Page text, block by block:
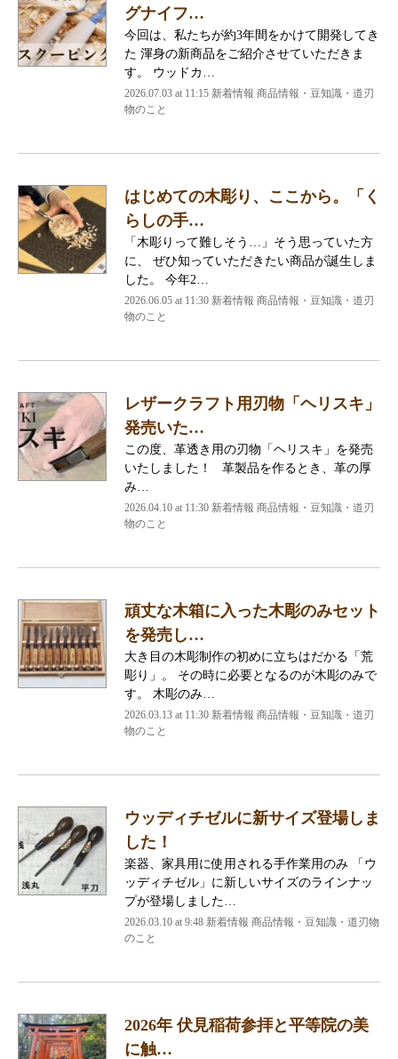
グナイフ…
今回は、私たちが約3年間をかけて開発してき
た 渾身の新商品をご紹介させていただきま
す。 ウッドカ…
2026.07.03 at 11:15 新着情報 商品情報・豆知識・道刃
物のこと
はじめての木彫り、ここから。「く
らしの手…
「木彫りって難しそう…」そう思っていた方
に、 ぜひ知っていただきたい商品が誕生しま
した。 今年2…
2026.06.05 at 11:30 新着情報 商品情報・豆知識・道刃
物のこと
レザークラフト用刃物「ヘリスキ」
発売いた…
この度、革透き用の刃物「ヘリスキ」を発売
いたしました！ 革製品を作るとき、革の厚
み…
2026.04.10 at 11:30 新着情報 商品情報・豆知識・道刃
物のこと
頑丈な木箱に入った木彫のみセット
を発売し…
大き目の木彫制作の初めに立ちはだかる「荒
彫り」。 その時に必要となるのが木彫のみで
す。 木彫のみ…
2026.03.13 at 11:30 新着情報 商品情報・豆知識・道刃
物のこと
ウッディチゼルに新サイズ登場しま
した！
楽器、家具用に使用される手作業用のみ 「ウ
ッディチゼル」に新しいサイズのラインナッ
プが登場しました…
2026.03.10 at 9:48 新着情報 商品情報・豆知識・道刃物
のこと
2026年 伏見稲荷参拝と平等院の美
に触…